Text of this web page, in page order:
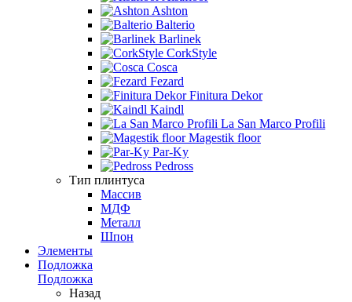
Ashton
Balterio
Barlinek
CorkStyle
Cosca
Fezard
Finitura Dekor
Kaindl
La San Marco Profili
Magestik floor
Par-Ky
Pedross
Тип плинтуса
Массив
МДФ
Металл
Шпон
Элементы
Подложка
Подложка
Назад